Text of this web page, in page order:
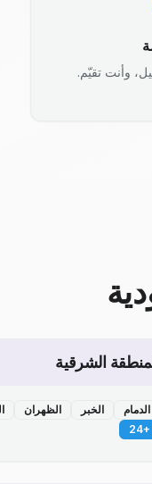
وأنت تقيّم.
الشرقية
الدمام الخبر الظهران
+
24